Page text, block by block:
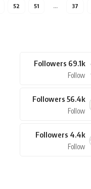
…
51
52
Followers
Followers
Followers